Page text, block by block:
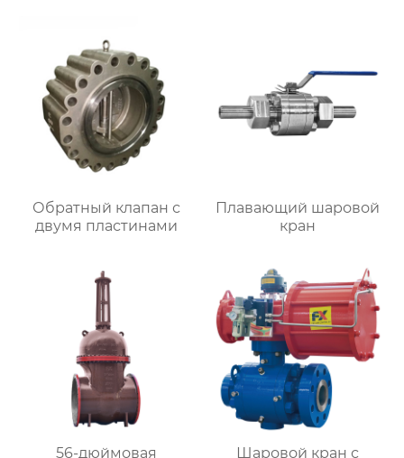
Обратный клапан с
двумя пластинами
Плавающий шаровой
кран
56-дюймовая
Шаровой кран с